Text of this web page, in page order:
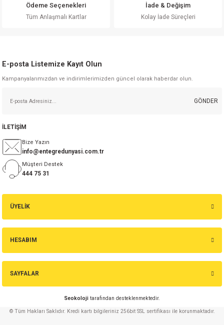
Ödeme Seçenekleri
Tüm Anlaşmalı Kartlar
İade & Değişim
Kolay İade Süreçleri
E-posta Listemize Kayıt Olun
Kampanyalarımızdan ve indirimlerimizden güncel olarak haberdar olun.
GÖNDER
ÜYELİK
HESABIM
SAYFALAR
Seokoloji tarafından desteklenmektedir.
İLETİŞİM
Bize Yazın
info@entegredunyasi.com.tr
Müşteri Destek
444 75 31
© Tüm Hakları Saklıdır. Kredi kartı bilgileriniz 256bit SSL sertifikası ile korunmaktadır.